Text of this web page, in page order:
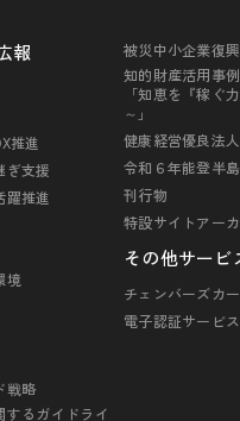
報
推進
ぎ支援
躍推進
境
戦略
するガイドライ
被災中小企業復
知的財産活用事
「知恵を『稼ぐ
～」
健康経営優良法人
令和６年能登半
刊行物
特設サイトアー
その他サービ
チェンバーズカ
電子認証サービス